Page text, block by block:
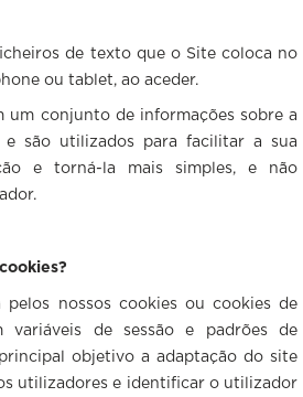
de texto que o Site coloca no
ou tablet, ao aceder.
um conjunto de informações sobre a
e são utilizados para facilitar a sua
e torná-la mais simples, e não
pelos nossos cookies ou cookies de
variáveis de sessão e padrões de
objetivo a adaptação do site
utilizadores e identificar o utilizador